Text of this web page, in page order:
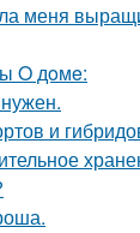
меня
O дoмe:
и